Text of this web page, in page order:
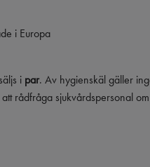
i Europa
i par. Av hygienskäl gäller
rådfråga sjukvårdspersonal